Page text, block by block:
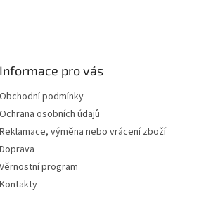
Informace pro vás
Obchodní podmínky
Ochrana osobních údajů
Reklamace, výměna nebo vrácení zboží
Doprava
Věrnostní program
Kontakty